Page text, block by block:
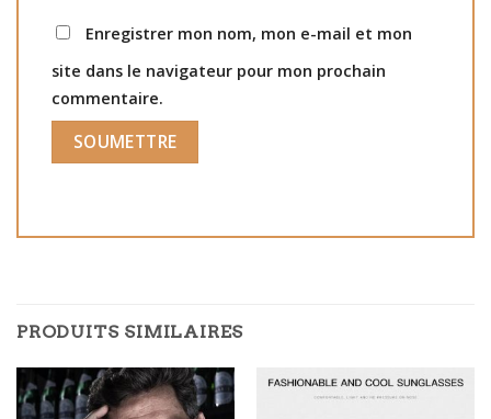
Enregistrer mon nom, mon e-mail et mon
site dans le navigateur pour mon prochain
commentaire.
PRODUITS SIMILAIRES